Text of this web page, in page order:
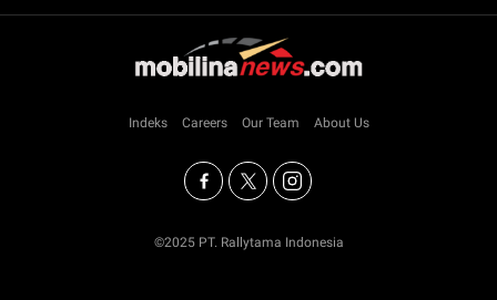
Indeks Careers Our Team About Us
©2025 PT. Rallytama Indonesia